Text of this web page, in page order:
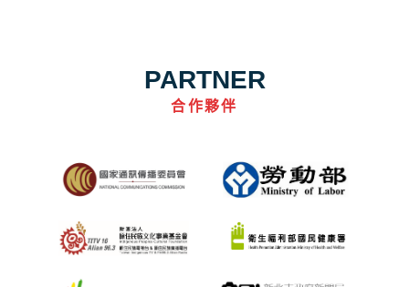
PARTNER
合作夥伴